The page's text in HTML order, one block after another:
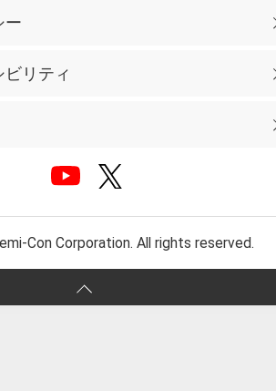
ー
リティ
Con Corporation. All rights reserved.